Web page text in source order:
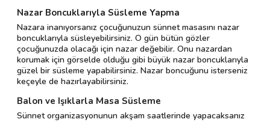
Nazar Boncuklarıyla Süsleme Yapma
Nazara inanıyorsanız çocuğunuzun sünnet masasını nazar
boncuklarıyla süsleyebilirsiniz. O gün bütün gözler
çocuğunuzda olacağı için nazar değebilir. Onu nazardan
korumak için görselde olduğu gibi büyük nazar boncuklarıyla
güzel bir süsleme yapabilirsiniz. Nazar boncuğunu isterseniz
keçeyle de hazırlayabilirsiniz.
Balon ve Işıklarla Masa Süsleme
Sünnet organizasyonunun akşam saatlerinde yapacaksanız